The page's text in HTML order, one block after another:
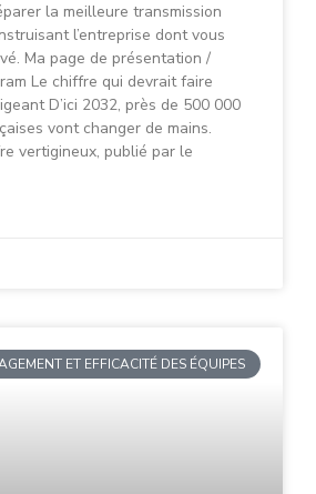
la meilleure transmission
l’entreprise dont vous
Ma page de présentation /
Le chiffre qui devrait faire
D’ici 2032, près de 500 000
vont changer de mains.
vertigineux, publié par le
ET EFFICACITÉ DES ÉQUIPES